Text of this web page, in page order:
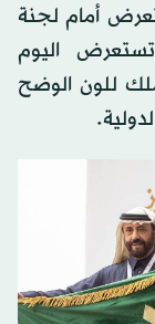
أمام لجنة
تستعرض اليوم
للون الوضح